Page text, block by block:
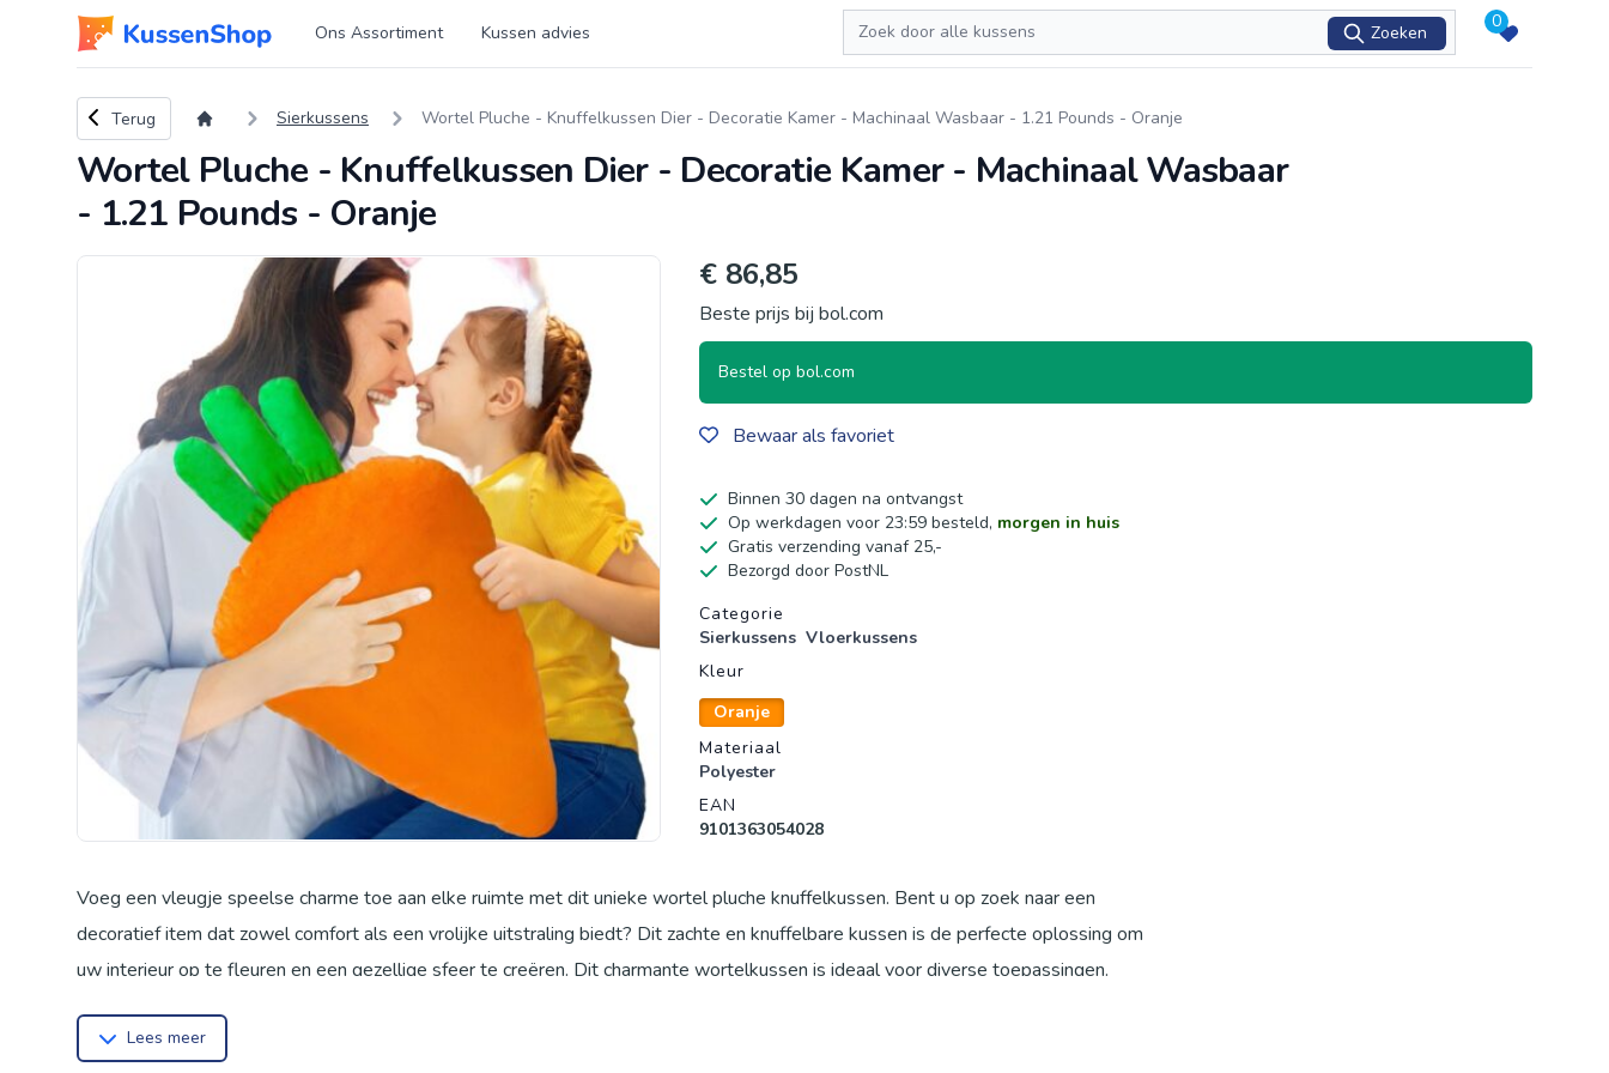
Logo www.kussenshop.nl Ons Assortiment Kussen advies
Zoeken
Zoeken
0
Terug naar overzicht
Terug Sierkussens Wortel Pluche - Knuffelkussen Dier - Decoratie Kamer - Machinaal Wasbaar - 1.21 Pounds - Oranje
Wortel Pluche - Knuffelkussen Dier - Decoratie Kamer - Machinaal Wasbaar
- 1.21 Pounds - Oranje
€ 86,85
Beste prijs bij bol.com
Bestel op bol.com
Bewaar als favoriet
Binnen 30 dagen na ontvangst
Op werkdagen voor 23:59 besteld, morgen in huis
Gratis verzending vanaf 25,-
Bezorgd door PostNL
Productgegevens
Categorie
Sierkussens Vloerkussens
Kleur
Oranje
Materiaal
Polyester
EAN
9101363054028
Voeg een vleugje speelse charme toe aan elke ruimte met dit unieke wortel pluche knuffelkussen. Bent u op zoek naar een
decoratief item dat zowel comfort als een vrolijke uitstraling biedt? Dit zachte en knuffelbare kussen is de perfecte oplossing om
uw interieur op te fleuren en een gezellige sfeer te creëren. Dit charmante wortelkussen is ideaal voor diverse toepassingen.
of als een vrolijke toevoeging aan uw woonkamer. Dankzij het onderhoudsgemak, waarbij het kussen machinaal wasbaar is op
Lees meer